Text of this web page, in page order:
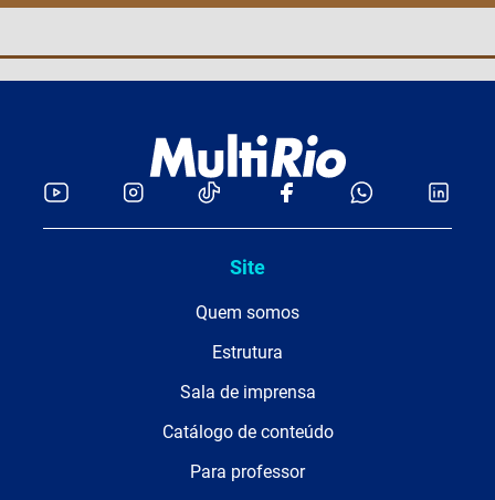
Site
Quem somos
Estrutura
Sala de imprensa
Catálogo de conteúdo
Para professor